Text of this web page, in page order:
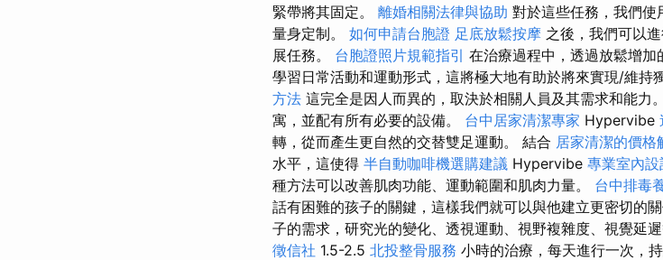
緊帶將其固定。 離婚相關法律與協助 對於這些任務，我們使
量身定制。 如何申請台胞證 足底放鬆按摩 之後，我們可以
展任務。 台胞證照片規範指引 在治療過程中，透過放鬆增
學習日常活動和運動形式，這將極大地有助於將來實現/維持
方法 這完全是因人而異的，取決於相關人員及其需求和能力
寓，並配有所有必要的設備。 台中居家清潔專家 Hypervibe
轉，從而產生更自然的交替雙足運動。 結合 居家清潔的價格
水平，這使得 半自動咖啡機選購建議 Hypervibe 專業室內
種方法可以改善肌肉功能、運動範圍和肌肉力量。 台中排毒
話有困難的孩子的關鍵，這樣我們就可以與他建立更密切的關
子的需求，研究光的變化、透視運動、視野複雜度、視覺延
徵信社 1.5-2.5 北投整骨服務 小時的治療，每天進行一次，